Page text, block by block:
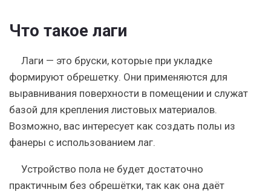
Что такое лаги
Лаги — это бруски, которые при укладке
формируют обрешетку. Они применяются для
выравнивания поверхности в помещении и служат
базой для крепления листовых материалов.
Возможно, вас интересует как создать полы из
фанеры с использованием лаг.
Устройство пола не будет достаточно
практичным без обрешётки, так как она даёт